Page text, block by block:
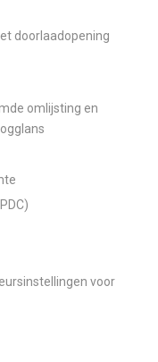
doorlaadopening
omlijsting en
voor